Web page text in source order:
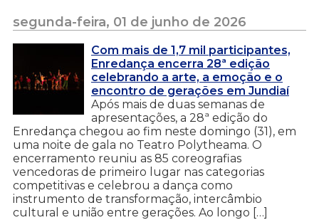
segunda-feira, 01 de junho de 2026
Com mais de 1,7 mil participantes,
Enredança encerra 28ª edição
celebrando a arte, a emoção e o
encontro de gerações em Jundiaí
Após mais de duas semanas de
apresentações, a 28ª edição do
Enredança chegou ao fim neste domingo (31), em
uma noite de gala no Teatro Polytheama. O
encerramento reuniu as 85 coreografias
vencedoras de primeiro lugar nas categorias
competitivas e celebrou a dança como
instrumento de transformação, intercâmbio
cultural e união entre gerações. Ao longo […]